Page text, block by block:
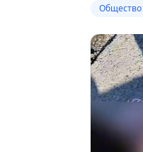
Общество